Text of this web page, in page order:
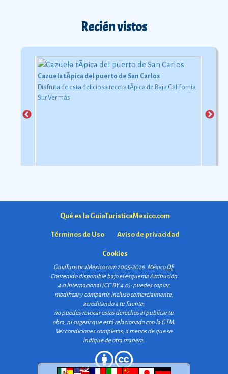
Recién vistos
Cazuela tÃ­pica del puerto de San Carlos
Disfruta de esta deliciosa receta tÃ­pica de Baja California
SurVer más
Qué es la GuiaTuristicaMexico.com
Términos de Uso Aviso de privacidad
Cookies
GuiaTuristicaMexico.com 2005-2026. MéxicoDF.
Contenido disponible bajo el esquemaAtribución
4.0 Internacional (CC BY 4.0): puedes copiar,
modificar y compartir, incluso comercialmente,
acreditando a tu fuente;
no puedes revocar estos derechos al publicar tu
obra, ni sugerir que está relacionada con la GTM.
Ver condiciones completas; a menos de que se
indique de otra manera.